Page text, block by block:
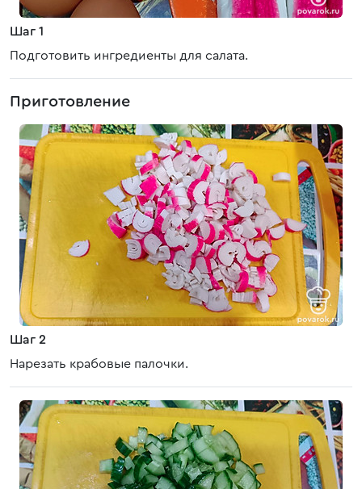
Шаг 1
Подготовить ингредиенты для салата.
Приготовление
Шаг 2
Нарезать крабовые палочки.